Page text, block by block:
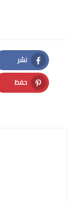
نشر
Facebook
حفظ
Pinterest